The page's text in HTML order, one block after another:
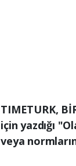
TIMETURK,
için yazdığı
veya